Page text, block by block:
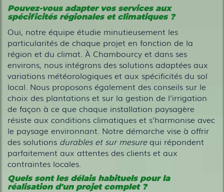
Pouvez-vous adapter vos services aux
spécificités régionales et climatiques ?
Oui, notre équipe étudie minutieusement les
particularités de chaque projet en fonction de la
région et du climat. À Chambourcy et dans ses
environs, nous intégrons des solutions adaptées aux
variations météorologiques et aux spécificités du sol
local. Nous proposons également des conseils sur le
choix des plantations et sur la gestion de l'irrigation
de façon à ce que chaque installation paysagère
résiste aux conditions climatiques et s'harmonise avec
le paysage environnant. Notre démarche vise à offrir
des solutions durables et sur mesurequi répondent
parfaitement aux attentes des clients et aux
contraintes locales.
Quels sont les délais habituels pour la
réalisation d'un projet complet ?